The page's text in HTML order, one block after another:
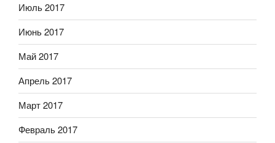
Июль 2017
Июнь 2017
Май 2017
Апрель 2017
Март 2017
Февраль 2017